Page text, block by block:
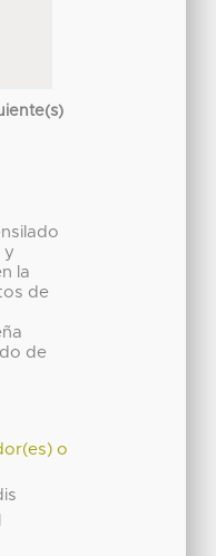
y
la
de
de
o